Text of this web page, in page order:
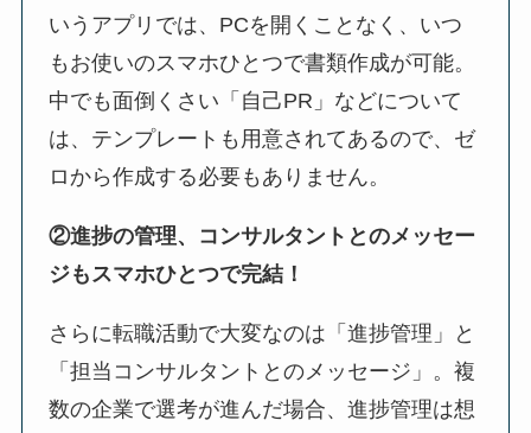
いうアプリでは、PCを開くことなく、いつ
もお使いのスマホひとつで書類作成が可能。
中でも面倒くさい「自己PR」などについて
は、テンプレートも用意されてあるので、ゼ
ロから作成する必要もありません。
②進捗の管理、コンサルタントとのメッセー
ジもスマホひとつで完結！
さらに転職活動で大変なのは「進捗管理」と
「担当コンサルタントとのメッセージ」。複
数の企業で選考が進んだ場合、進捗管理は想